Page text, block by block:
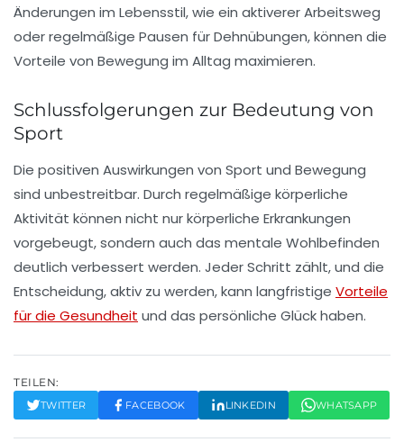
Änderungen im Lebensstil, wie ein aktiverer Arbeitsweg
oder regelmäßige Pausen für Dehnübungen, können die
Vorteile von Bewegung im Alltag maximieren.
Schlussfolgerungen zur Bedeutung von
Sport
Die positiven Auswirkungen von Sport und Bewegung
sind unbestreitbar. Durch regelmäßige körperliche
Aktivität können nicht nurkörperliche Erkrankungen
vorgebeugt, sondern auch das mentale Wohlbefinden
deutlich verbessert werden. Jeder Schritt zählt, und die
Entscheidung, aktiv zu werden, kann langfristige Vorteile
für die Gesundheit und das persönliche Glück haben.
TEILEN:
TWITTER FACEBOOK LINKEDIN WHATSAPP